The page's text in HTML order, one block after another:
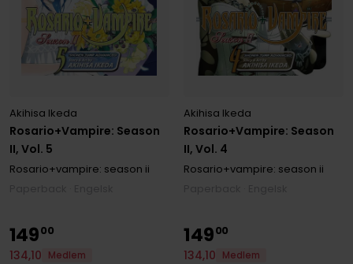
Rosario+Vampire: Season
II, Vol. 5
Akihisa Ikeda
Rosario+vampire: season ii
Rosario+Vampire: Season
II, Vol. 4
Akihisa Ikeda
Rosario+vampire: season ii
14900
134,10
Medlem
14900
134,10
Medlem